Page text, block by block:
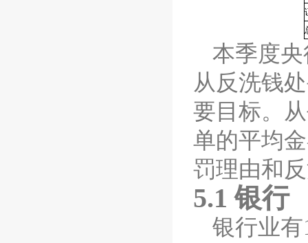
本季度
从 反洗钱
要目标。
单的平均
罚理由和
5.1银行
银行业有